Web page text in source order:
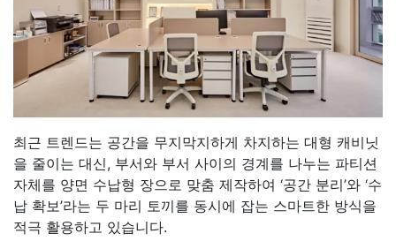
최근 트렌드는 공간을 무지막지하게 차지하는 대형 캐비닛
을 줄이는 대신, 부서와 부서 사이의 경계를 나누는 파티션
자체를 양면 수납형 장으로 맞춤 제작하여 ‘공간 분리’와 ‘수
납 확보’라는 두 마리 토끼를 동시에 잡는 스마트한 방식을
적극 활용하고 있습니다.